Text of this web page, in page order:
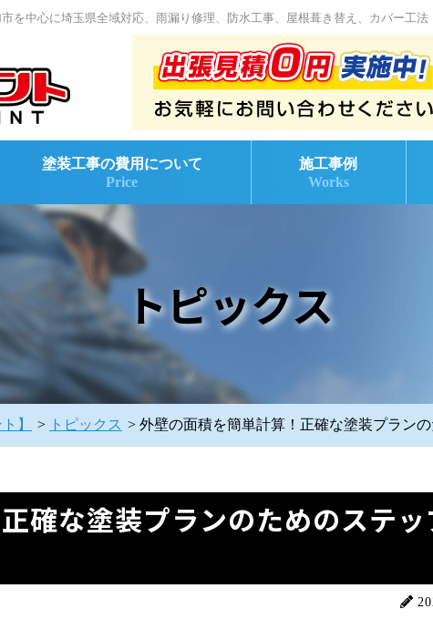
を中心に埼玉県全域対応、雨漏り修理、防水工事、屋根葺き替え、カバー工法
塗装工事の費用について
Price
施工事例
Works
トピックス
】 > トピックス > 外壁の面積を簡単計算！正確な塗装プラン
確な塗装プランのためのステ